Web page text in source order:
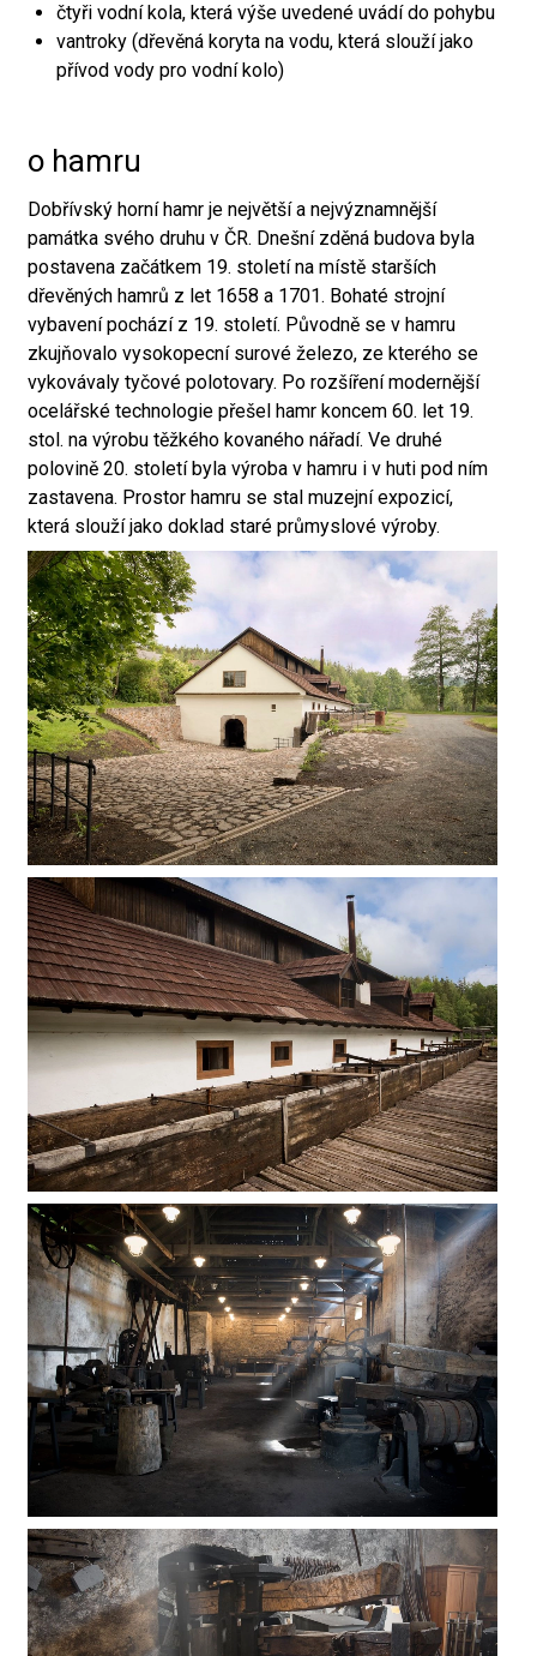
čtyři vodní kola, která výše uvedené uvádí do pohybu
vantroky (dřevěná koryta na vodu, která slouží jako
přívod vody pro vodní kolo)
o hamru
Dobřívský horní hamr je největší a nejvýznamnější
památka svého druhu v ČR. Dnešní zděná budova byla
postavena začátkem 19. století na místě starších
dřevěných hamrů z let 1658 a 1701. Bohaté strojní
vybavení pochází z 19. století. Původně se v hamru
zkujňovalo vysokopecní surové železo, ze kterého se
vykovávaly tyčové polotovary. Po rozšíření modernější
ocelářské technologie přešel hamr koncem 60. let 19.
stol. na výrobu těžkého kovaného nářadí. Ve druhé
polovině 20. století byla výroba v hamru i v huti pod ním
zastavena. Prostor hamru se stal muzejní expozicí,
která slouží jako doklad staré průmyslové výroby.